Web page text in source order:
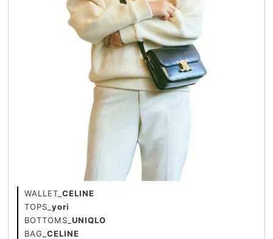
WALLET_ CELINE
TOPS_ yori
BOTTOMS_ UNIQLO
BAG_ CELINE